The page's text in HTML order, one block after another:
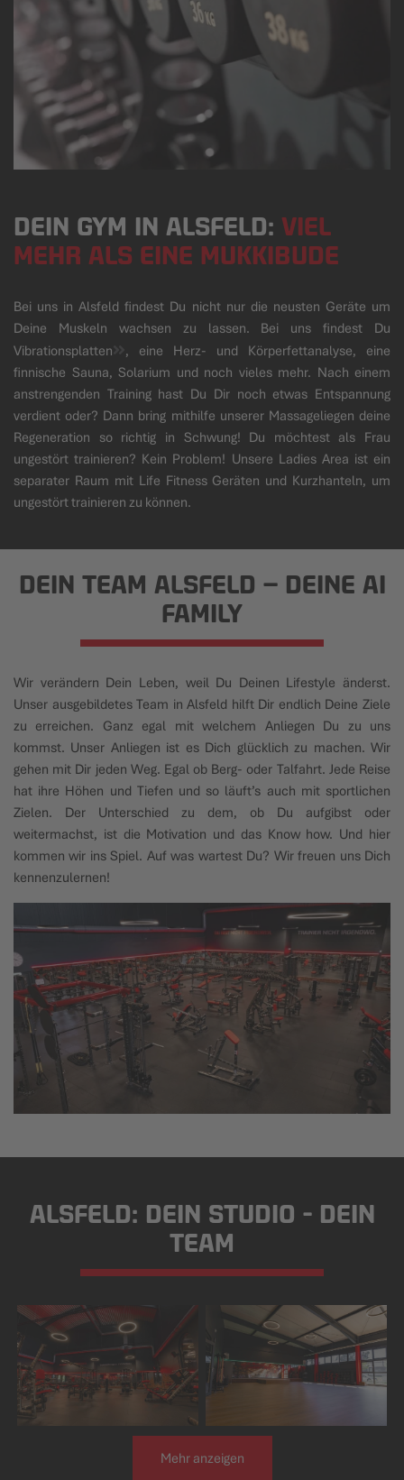
DEIN GYM IN ALSFELD: VIEL
MEHR ALS EINE MUKKIBUDE
Bei uns in Alsfeld findest Du nicht nur die neusten Geräte um
Deine Muskeln wachsen zu lassen. Bei uns findest Du
Vibrationsplatten
, eine Herz- und Körperfettanalyse, eine
finnische Sauna, Solarium und noch vieles mehr. Nach einem
anstrengenden Training hast Du Dir noch etwas Entspannung
verdient oder? Dann bring mithilfe unserer Massageliegen deine
Regeneration so richtig in Schwung! Du möchtest als Frau
ungestört trainieren? Kein Problem! Unsere Ladies Area ist ein
separater Raum mit Life Fitness Geräten und Kurzhanteln, um
ungestört trainieren zu können.
DEIN TEAM ALSFELD – DEINE AI
FAMILY
Wir verändern Dein Leben, weil Du Deinen Lifestyle änderst.
Unser ausgebildetes Team in Alsfeld hilft Dir endlich Deine Ziele
zu erreichen. Ganz egal mit welchem Anliegen Du zu uns
kommst. Unser Anliegen ist es Dich glücklich zu machen. Wir
gehen mit Dir jeden Weg. Egal ob Berg- oder Talfahrt. Jede Reise
hat ihre Höhen und Tiefen und so läuft’s auch mit sportlichen
Zielen. Der Unterschied zu dem, ob Du aufgibst oder
weitermachst, ist die Motivation und das Know how. Und hier
kommen wir ins Spiel. Auf was wartest Du? Wir freuen uns Dich
kennenzulernen!
ALSFELD: DEIN STUDIO - DEIN
TEAM
Mehr anzeigen